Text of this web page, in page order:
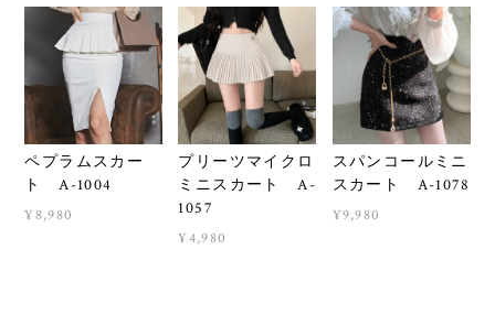
ペプラムスカー
ト A-1004
¥8,980
プリーツマイクロ
ミニスカート A-
1057
¥4,980
スパンコールミニ
スカート A-1078
¥9,980